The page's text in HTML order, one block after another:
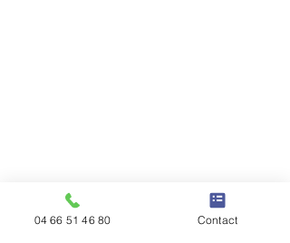
04 66 51 46 80 Contact